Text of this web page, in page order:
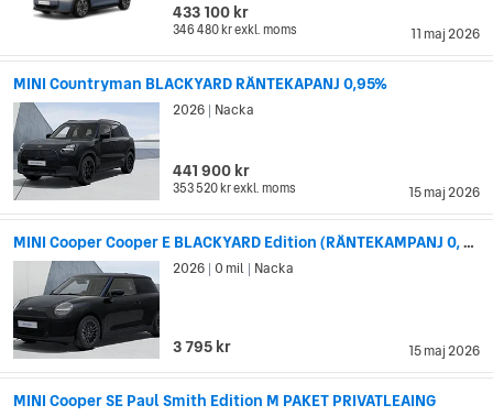
11 maj 2026
433 100 kr
346 480 krexkl. moms
MINI Countryman BLACKYARD RÄNTEKAPANJ 0,95%
15 maj 2026
2026 Nacka
441 900 kr
353 520 krexkl. moms
MINI Cooper Cooper E BLACKYARD Edition (RÄNTEKAMPANJ 0, 95%)
15 maj 2026
2026 0 mil Nacka
3 795 kr
MINI Cooper SE Paul Smith Edition M PAKET PRIVATLEAING